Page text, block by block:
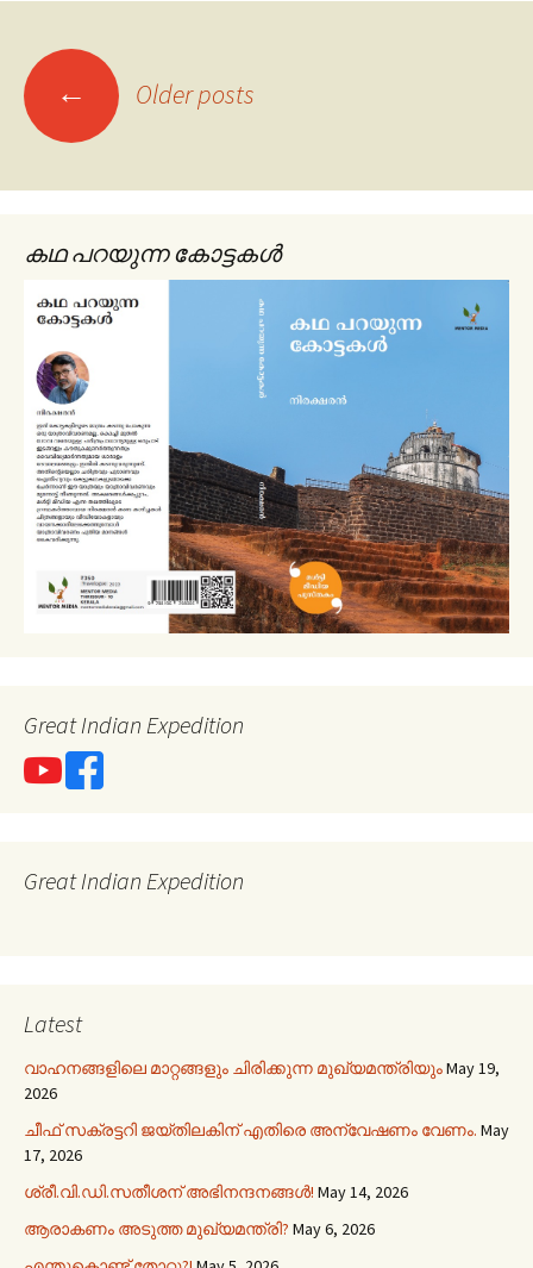
Posts navigation
← Older posts
കഥ പറയുന്ന കോട്ടകൾ
Great Indian Expedition
Great Indian Expedition
Latest
വാഹനങ്ങളിലെ മാറ്റങ്ങളും ചിരിക്കുന്ന മുഖ്യമന്ത്രിയുംMay 19,
2026
ചീഫ് സക്രട്ടറി ജയ്തിലകിന് എതിരെ അന്വേഷണം വേണം. May
17, 2026
ശ്രീ.വി.ഡി.സതീശന് അഭിനന്ദനങ്ങൾ! May 14, 2026
ആരാകണം അടുത്ത മുഖ്യമന്ത്രി? May 6, 2026